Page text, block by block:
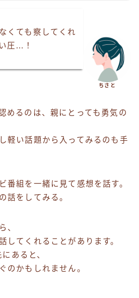
くても察してくれ
圧…！
ちさと
めるのは、親にとっても勇気の
軽い話題から入ってみるのも手
番組を一緒に見て感想を話す。
話をしてみる。
、
してくれることがあります。
あると、
のかもしれません。